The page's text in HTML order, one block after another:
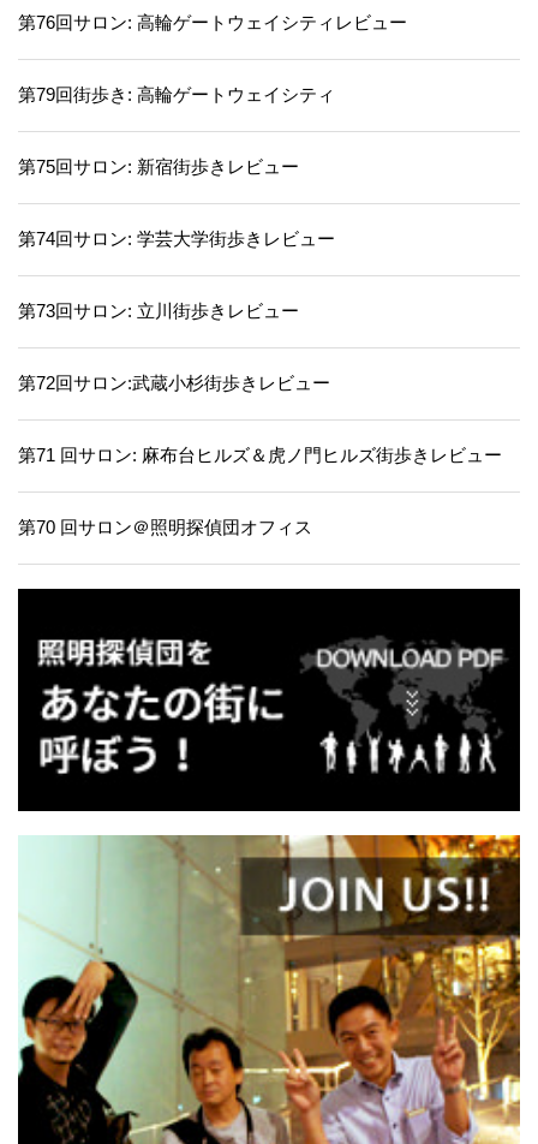
第76回サロン: 高輪ゲートウェイシティレビュー
第79回街歩き: 高輪ゲートウェイシティ
第75回サロン: 新宿街歩きレビュー
第74回サロン: 学芸大学街歩きレビュー
第73回サロン: 立川街歩きレビュー
第72回サロン:武蔵小杉街歩きレビュー
第71 回サロン: 麻布台ヒルズ＆虎ノ門ヒルズ街歩きレビュー
第70 回サロン＠照明探偵団オフィス